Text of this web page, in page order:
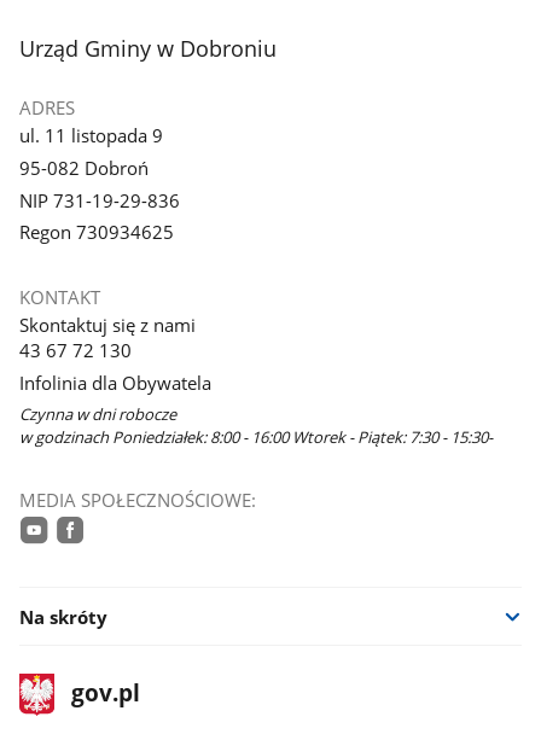
stopka
Urząd Gminy w Dobroniu
ADRES
ul. 11 listopada 9
95-082 Dobroń
NIP 731-19-29-836
Regon 730934625
KONTAKT
Skontaktuj się z nami
43 67 72 130
Infolinia dla Obywatela
Czynna w dni robocze
w godzinach Poniedziałek: 8:00 - 16:00 Wtorek - Piątek: 7:30 - 15:30-
MEDIA SPOŁECZNOŚCIOWE:
Na skróty
stopka
gov.plStrona
gov.pl